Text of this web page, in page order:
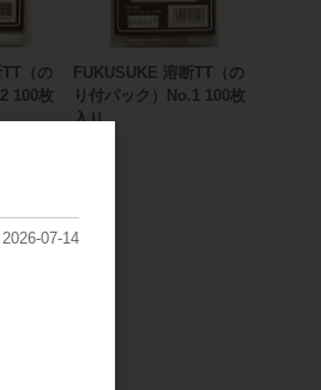
（の
100枚
FUKUSUKE 溶断TT（の
り付パック）No.1 100枚
入り
2026-07-14